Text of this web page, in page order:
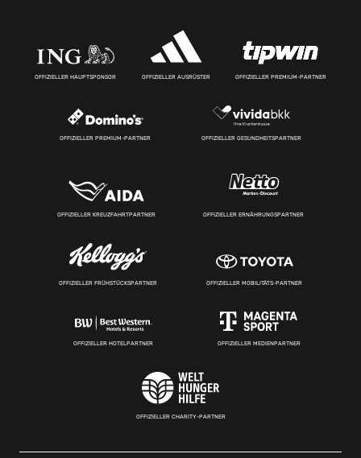
OFFIZIELLER HAUPTSPONSOR OFFIZIELLER AUSRÜSTER OFFIZIELLER PREMIUM-PARTNER
OFFIZIELLER PREMIUM-PARTNER OFFIZIELLER GESUNDHEITSPARTNER
OFFIZIELLER KREUZFAHRTPARTNER OFFIZIELLER ERNÄHRUNGSPARTNER
OFFIZIELLER FRÜHSTÜCKSPARTNER OFFIZIELLER MOBILITÄTS-PARTNER
OFFIZIELLER HOTELPARTNER OFFIZIELLER MEDIENPARTNER
OFFIZIELLER CHARITY-PARTNER